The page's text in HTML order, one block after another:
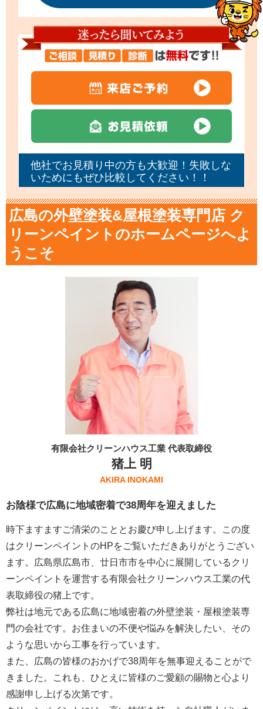
他社でお見積り中の方も大歓迎！失敗しな
いためにもぜひ比較してください！！
広島の外壁塗装&屋根塗装専門店 ク
リーンペイントのホームページへよ
うこそ
有限会社クリーンハウス工業 代表取締役
猪上 明
AKIRA INOKAMI
お陰様で広島に地域密着で38周年を迎えました
時下ますますご清栄のこととお慶び申し上げます。この度
はクリーンペイントのHPをご覧いただきありがとうござい
ます。広島県広島市、廿日市市を中心に展開しているクリ
ーンペイントを運営する有限会社クリーンハウス工業の代
表取締役の猪上です。
弊社は地元である広島に地域密着の外壁塗装・屋根塗装専
門の会社です。お住まいの不便や悩みを解決したい、その
ような思いから工事を行っています。
また、広島の皆様のおかげで38周年を無事迎えることがで
きました。これも、ひとえに皆様のご愛顧の賜物と心より
感謝申し上げる次第です。